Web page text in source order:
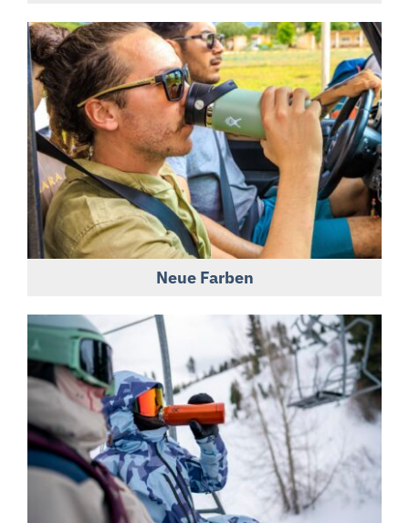
Neue Farben